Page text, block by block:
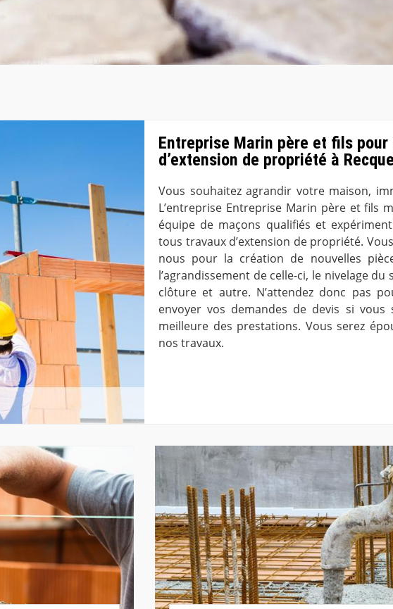
Entreprise Marin père et fils
d’extension de propriété à
Vous souhaitez agrandir votre maison,
L’entreprise Entreprise Marin père et fils
équipe de maçons qualifiés et
tous travaux d’extension de propriété.
nous pour la création de nouvelles
l’agrandissement de celle-ci, le nivelage
clôture et autre. N’attendez donc pas
envoyer vos demandes de devis si vous
meilleure des prestations. Vous serez
nos travaux.